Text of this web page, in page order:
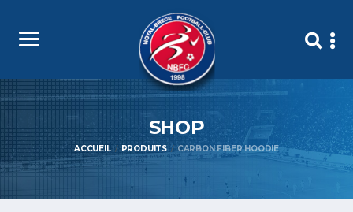
SHOP
ACCUEIL PRODUITS CARBON FIBER HOODIE